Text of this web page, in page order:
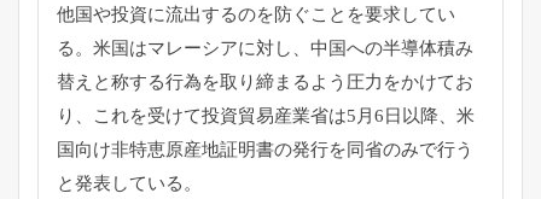
他国や投資に流出するのを防ぐことを要求してい
る。 米国はマレーシアに対し、 中国への半導体積み
替えと称する行為を取り締まるよう圧力をかけてお
り、これを受けて投資貿易産業省は5月6日以降、 米
国向け非特恵原産地証明書の発行を同省のみで行う
と発表している。